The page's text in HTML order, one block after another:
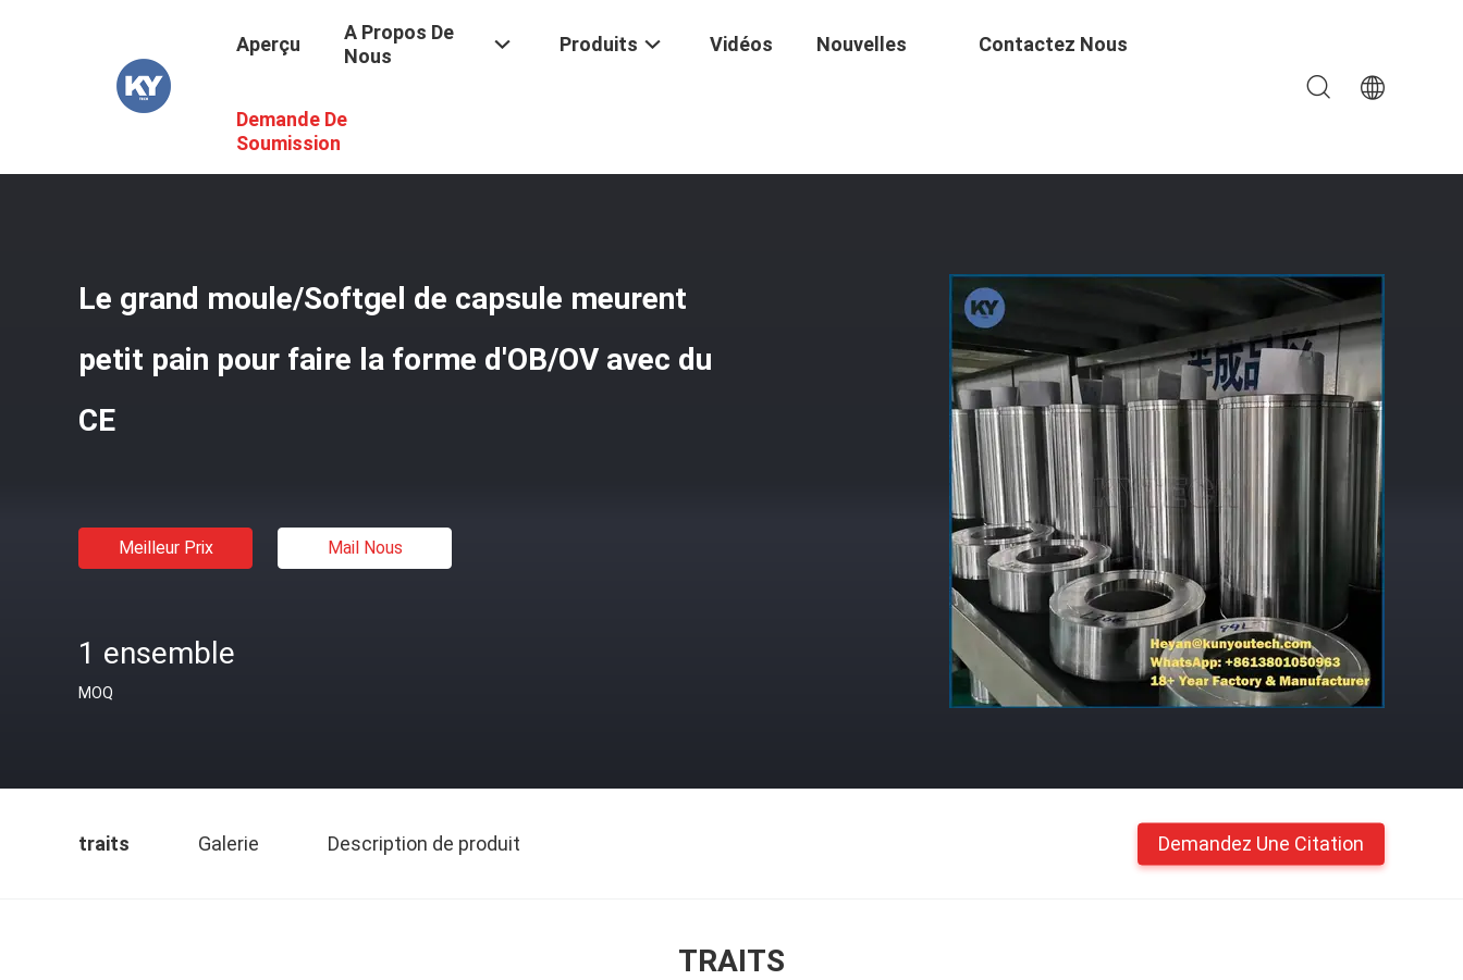
Aperçu
A Propos De
Nous
Produits Vidéos Nouvelles Contactez Nous
Demande De
Soumission
/ Produits Moule De Capsule
Le grand moule/Softgel de capsule meurent
petit pain pour faire la forme d'OB/OV avec du
CE
Meilleur Prix Mail Nous
1 ensemble
MOQ
traits Galerie Description de produit Demandez Une Citation
TRAITS